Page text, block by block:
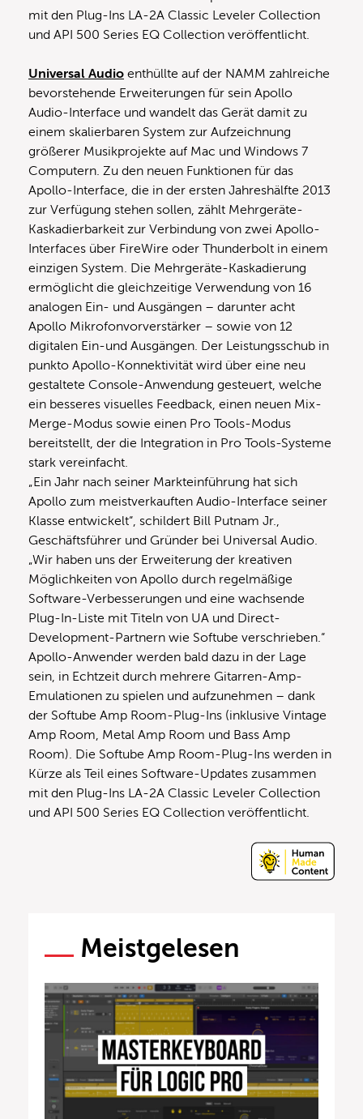
mit den Plug-Ins LA-2A Classic Leveler Collection
und API 500 Series EQ Collection veröffentlicht.
Universal Audio enthüllte auf der NAMM zahlreiche
bevorstehende Erweiterungen für sein Apollo
Audio-Interface und wandelt das Gerät damit zu
einem skalierbaren System zur Aufzeichnung
größerer Musikprojekte auf Mac und Windows 7
Computern. Zu den neuen Funktionen für das
Apollo-Interface, die in der ersten Jahreshälfte 2013
zur Verfügung stehen sollen, zählt Mehrgeräte-
Kaskadierbarkeit zur Verbindung von zwei Apollo-
Interfaces über FireWire oder Thunderbolt in einem
einzigen System. Die Mehrgeräte-Kaskadierung
ermöglicht die gleichzeitige Verwendung von 16
analogen Ein- und Ausgängen – darunter acht
Apollo Mikrofon­vorverstärker – sowie von 12
digitalen Ein-und Ausgängen. Der Leistungsschub in
punkto Apollo-Konnektivität wird über eine neu
gestaltete Console-Anwendung gesteuert, welche
ein besseres visuelles Feedback, einen neuen Mix-
Merge-Modus sowie einen Pro Tools-Modus
bereitstellt, der die Integration in Pro Tools-Systeme
stark vereinfacht.
„Ein Jahr nach seiner Markteinführung hat sich
Apollo zum meistverkauften Audio-Interface seiner
Klasse entwickelt“, schildert Bill Putnam Jr.,
Geschäftsführer und Gründer bei Universal Audio.
„Wir haben uns der Erweiterung der kreativen
Möglichkeiten von Apollo durch regelmäßige
Software-Verbesse­rungen und eine wachsende
Plug-In-Liste mit Titeln von UA ​​und Direct-
Development-Partnern wie Softube verschrieben.“
Apollo-Anwender werden bald dazu in der Lage
sein, in Echtzeit durch mehrere Gitarren-Amp-
Emulationen zu spielen und aufzunehmen – dank
der Softube Amp Room-Plug-Ins (inklusive Vintage
Amp Room, Metal Amp Room und Bass Amp
Room). Die Softube Amp Room-Plug-Ins werden in
Kürze als Teil eines Software-Updates zusammen
mit den Plug-Ins LA-2A Classic Leveler Collection
und API 500 Series EQ Collection veröffentlicht.
Meistgelesen